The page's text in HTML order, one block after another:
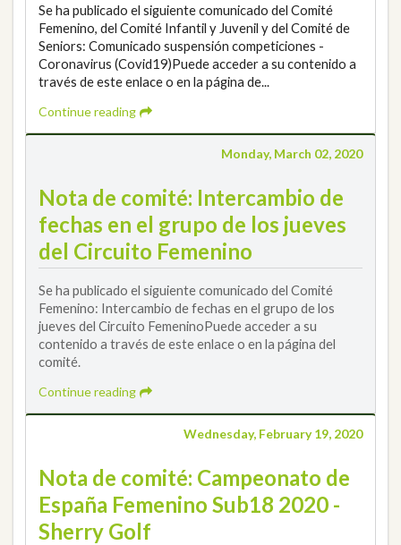
Se ha publicado el siguiente comunicado del Comité
Femenino, del Comité Infantil y Juvenil y del Comité de
Seniors: Comunicado suspensión competiciones -
Coronavirus (Covid19)Puede acceder a su contenido a
través de este enlace o en la página de...
Continue reading
Monday, March 02, 2020
Nota de comité: Intercambio de
fechas en el grupo de los jueves
del Circuito Femenino
Se ha publicado el siguiente comunicado del Comité
Femenino: Intercambio de fechas en el grupo de los
jueves del Circuito FemeninoPuede acceder a su
contenido a través de este enlace o en la página del
comité.
Continue reading
Wednesday, February 19, 2020
Nota de comité: Campeonato de
España Femenino Sub18 2020 -
Sherry Golf